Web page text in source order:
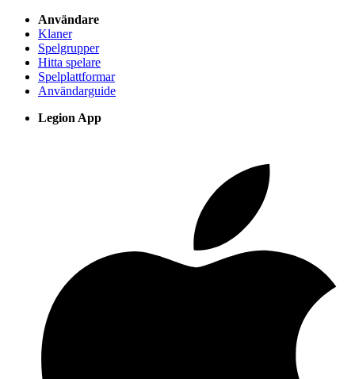
Användare
Klaner
Spelgrupper
Hitta spelare
Spelplattformar
Användarguide
Legion App